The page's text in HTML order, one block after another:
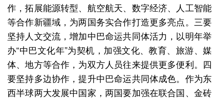
作，拓展能源转型、航空航天、数字经济、人工智能
等合作新疆域，为两国务实合作打造更多亮点。三要
坚持人文交流，增加中巴命运共同体活力，以明年举
办“中巴文化年”为契机，加强文化、教育、旅游、媒
体、地方等合作，为双方人员往来提供更多便利。四
要坚持多边协作，提升中巴命运共同体成色。作为东
西半球两大发展中国家，两国要加强在联合国、金砖